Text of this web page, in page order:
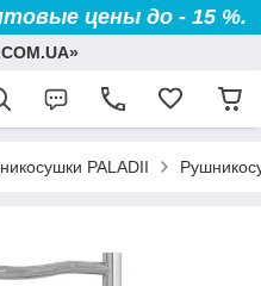
цены до - 15 %.
PALADII